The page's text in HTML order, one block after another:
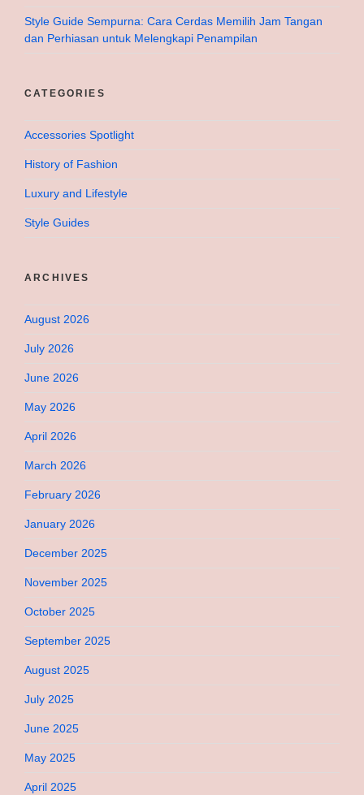
Style Guide Sempurna: Cara Cerdas Memilih Jam Tangan
dan Perhiasan untuk Melengkapi Penampilan
CATEGORIES
Accessories Spotlight
History of Fashion
Luxury and Lifestyle
Style Guides
ARCHIVES
August 2026
July 2026
June 2026
May 2026
April 2026
March 2026
February 2026
January 2026
December 2025
November 2025
October 2025
September 2025
August 2025
July 2025
June 2025
May 2025
April 2025